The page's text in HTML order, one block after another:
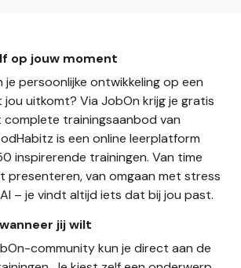
op jouw moment
je persoonlijke ontwikkeling op een
uitkomt? Via JobOn krijg je gratis
trainingsaanbod van
is een online leerplatform
inspirerende trainingen. Van time
presenteren, van omgaan met stress
– je vindt altijd iets dat bij jou past.
jij wilt
community kun je direct aan de